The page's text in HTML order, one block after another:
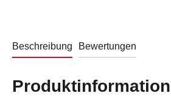
Beschreibung Bewertungen